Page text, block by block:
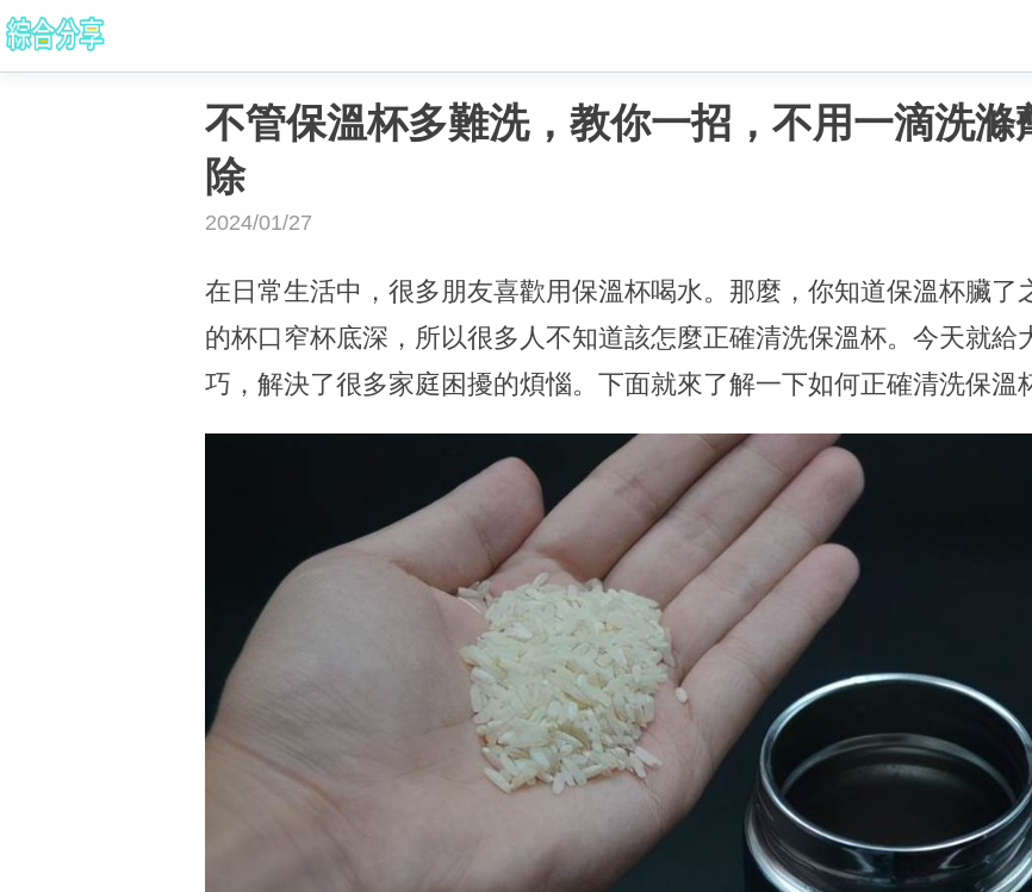
不管保溫杯多難洗，教你一招，不用一滴洗
除
2024/01/27
在日常生活中，很多朋友喜歡用保溫杯喝水。那麼，你知道保溫杯臟了
的杯口窄杯底深，所以很多人不知道該怎麼正確清洗保溫杯。今天就給
巧，解決了很多家庭困擾的煩惱。下面就來了解一下如何正確清洗保溫